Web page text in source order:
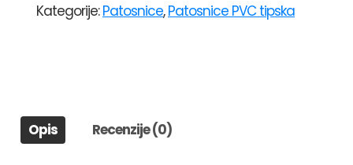
MERCEDES
količina
Kategorije:Patosnice,Patosnice PVC tipska
Opis Recenzije (0)